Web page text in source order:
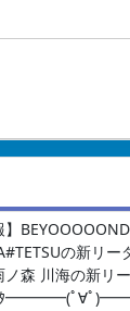
】
の新リー
ノ森 川海の新リ
ﾀ━━━━(ﾟ∀ﾟ